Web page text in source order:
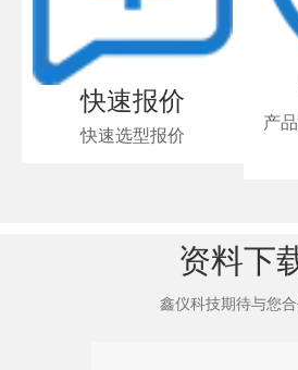
快速报价
快速选型报价
产
资料下
鑫仪科技期待与您合